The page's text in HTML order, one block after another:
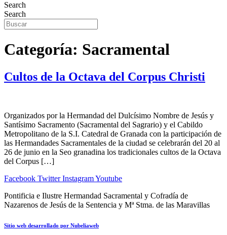
Search
Search
Categoría: Sacramental
Cultos de la Octava del Corpus Christi
Organizados por la Hermandad del Dulcísimo Nombre de Jesús y
Santísimo Sacramento (Sacramental del Sagrario) y el Cabildo
Metropolitano de la S.I. Catedral de Granada con la participación de
las Hermandades Sacramentales de la ciudad se celebrarán del 20 al
26 de junio en la Seo granadina los tradicionales cultos de la Octava
del Corpus […]
Facebook Twitter InstagramYoutube
Pontificia e Ilustre Hermandad Sacramental y Cofradía de
Nazarenos de Jesús de la Sentencia y Mª Stma. de las Maravillas
Sitio web desarrollado por Nubeliaweb